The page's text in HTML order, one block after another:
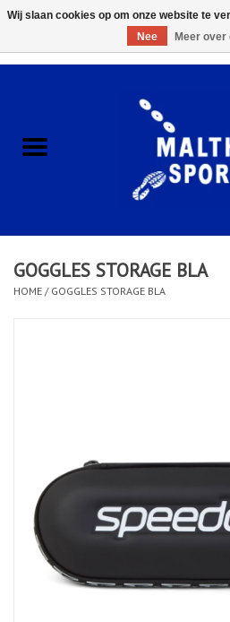
ACCESSOIRES/HARDWARE
KLEDING
CLUBSHOPS
Merken
GOGGLES STORAGE BLA
HOME / GOGGLES STORAGE BLA
Wij slaan cookies op om onze website te
Nee
Meer over